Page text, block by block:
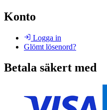
Konto
Logga in
Glömt lösenord?
Betala säkert med